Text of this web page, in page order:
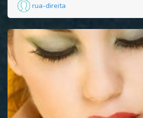
rua-direita